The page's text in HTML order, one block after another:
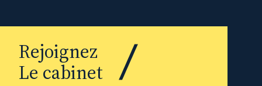
Rejoignez
Le cabinet